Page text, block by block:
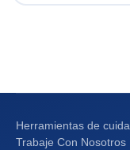
Herramientas de
Trabaje Con Nosotros